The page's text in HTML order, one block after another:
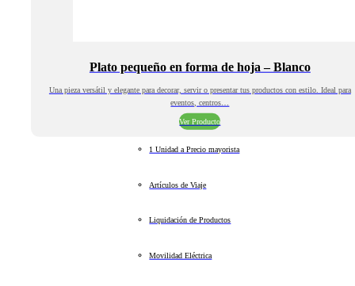
Plato pequeño en forma de hoja – Blanco
Una pieza versátil y elegante para decorar, servir o presentar tus productos con estilo. Ideal para
eventos, centros…
Ver Producto
1 Unidad a Precio mayorista
Artículos de Viaje
Liquidación de Productos
Movilidad Eléctrica